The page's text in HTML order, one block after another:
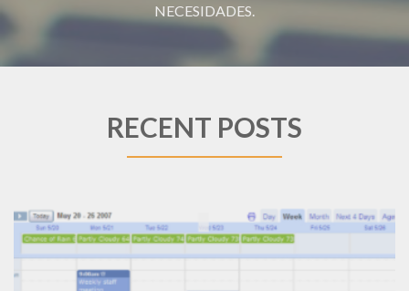
NECESIDADES.
RECENT POSTS